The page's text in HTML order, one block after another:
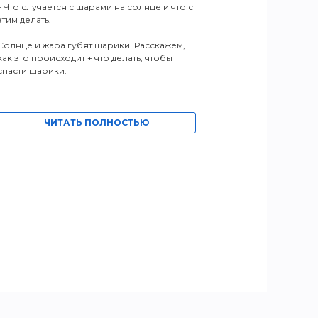
Что случается с шарами на солнце и что с
делать.
и жара губят шарики. Расскажем,
это происходит + что делать, чтобы
шарики.
ЧИТАТЬ ПОЛНОСТЬЮ